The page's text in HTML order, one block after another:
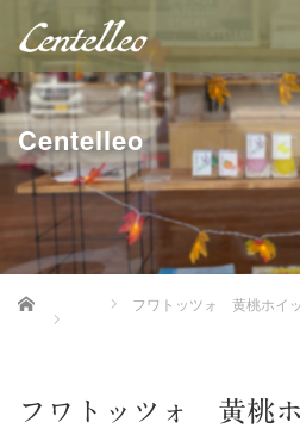
Centelleo
Home フワトッツォ 黄桃ホイ
フワトッツォ 黄桃